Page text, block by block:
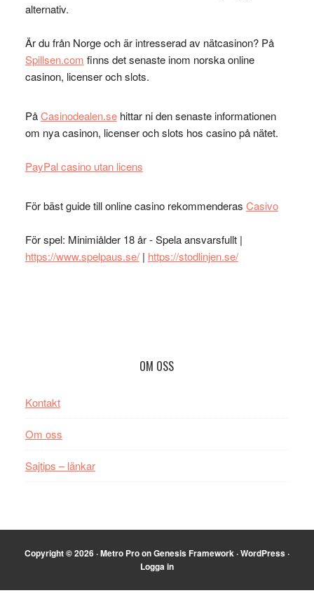
alternativ.
Är du från Norge och är intresserad av nätcasinon? På
Spillsen.com finns det senaste inom norska online
casinon, licenser och slots.
PåCasinodealen.sehittar ni den senaste informationen
om nya casinon, licenser och slots hos casino på nätet.
PayPal casino utan licens
För bäst guide till online casino rekommenderas Casivo
För spel: Minimiålder 18 år - Spela ansvarsfullt |
https://www.spelpaus.se/| https://stodlinjen.se/
OM OSS
Kontakt
Om oss
Sajtips – länkar
Copyright © 2026 ·Metro ProonGenesis Framework ·WordPress ·
Logga in